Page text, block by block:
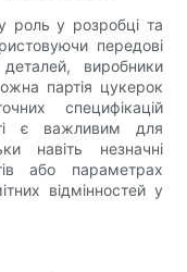
роль у розробці та
передові
виробники
партія цукерок
специфікацій
є важливим для
навіть незначні
або параметрах
відмінностей у